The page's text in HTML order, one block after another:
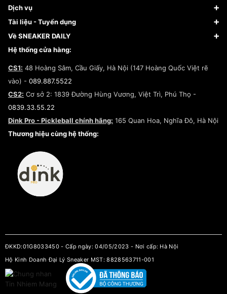
Giày Bóng Rổ
Giày Nike
Giày Adidas
Giày Peak
FAQs & Help
Về Fundiin
Hướng dẫn thanh toán trả sau qua Fundiin
Chính sách đổi trả/Hoàn tiền
Chính sách bảo hành
Chính sách thanh toán
Điều khoản dịch vụ
Chính sách bảo mật
Kiểm tra tình trạng đơn hàng
Dịch vụ
Tạp chí
Dịch vụ ký gửi
Tài liệu - Tuyển dụng
Đăng ký bản quyền
Tuyển dụng
Về SNEAKER DAILY
Câu chuyện về SNEAKER DAILY
Hệ thống cửa hàng:
CS1: 48 Hoàng Sâm, Cầu Giấy, Hà Nội (147 Hoàng Quốc Việt rẽ
vào) - 089.887.5522
CS2: Cơ sở 2: 1839 Đường Hùng Vương, Việt Trì, Phú Thọ -
0839.33.55.22
Dink Pro - Pickleball chính hãng: 165 Quan Hoa, Nghĩa Đô, Hà Nội
Thương hiệu cùng hệ thống:
ĐKKD:01G8033450 - Cấp ngày: 04/05/2023 - Nơi cấp: Hà Nội
Hộ Kinh Doanh Đại Lý Sneaker MST: 8828563711-001